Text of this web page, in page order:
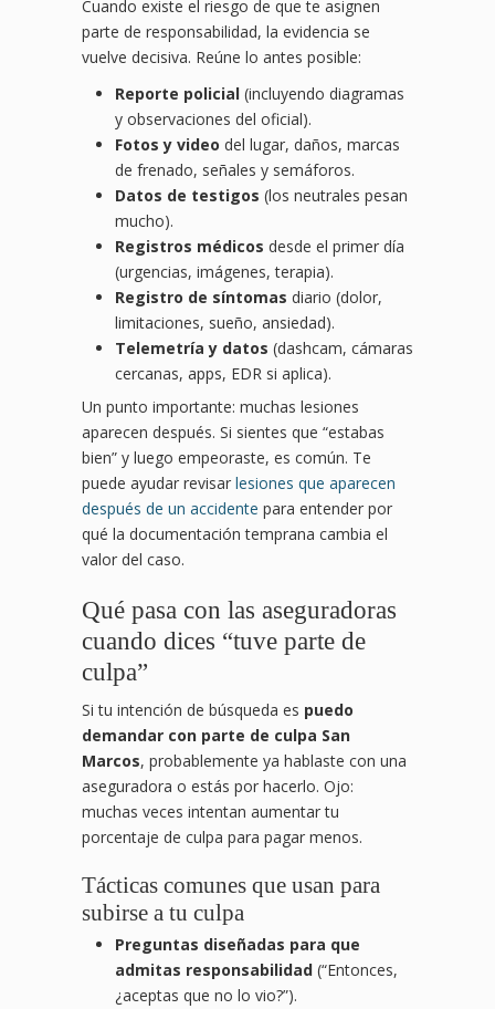
Cuando existe el riesgo de que te asignen
parte de responsabilidad, la evidencia se
vuelve decisiva. Reúne lo antes posible:
Reporte policial (incluyendo diagramas
y observaciones del oficial).
Fotos y video del lugar, daños, marcas
de frenado, señales y semáforos.
Datos de testigos (los neutrales pesan
mucho).
Registros médicos desde el primer día
(urgencias, imágenes, terapia).
Registro de síntomas diario (dolor,
limitaciones, sueño, ansiedad).
Telemetría y datos (dashcam, cámaras
cercanas, apps, EDR si aplica).
Un punto importante: muchas lesiones
aparecen después. Si sientes que “estabas
bien” y luego empeoraste, es común. Te
puede ayudar revisar lesiones que aparecen
después de un accidente para entender por
qué la documentación temprana cambia el
valor del caso.
Qué pasa con las aseguradoras
cuando dices “tuve parte de
culpa”
Si tu intención de búsqueda es puedo
demandar con parte de culpa San
Marcos, probablemente ya hablaste con una
aseguradora o estás por hacerlo. Ojo:
muchas veces intentan aumentar tu
porcentaje de culpa para pagar menos.
Tácticas comunes que usan para
subirse a tu culpa
Preguntas diseñadas para que
admitas responsabilidad (“Entonces,
¿aceptas que no lo vio?”).